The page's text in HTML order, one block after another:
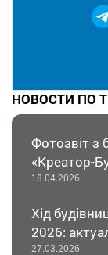
НОВОСТИ ПО
Фотозвіт з
«Креатор-
18.04.2026
Хід
2026:
27.03.2026